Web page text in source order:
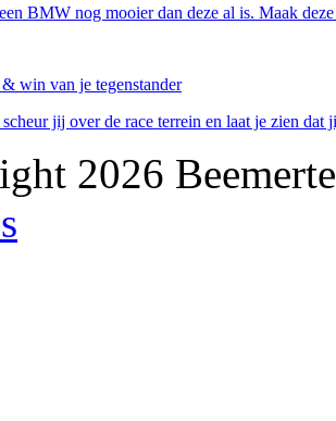
BMW nog mooier dan deze al is. Maak
win van je tegenstander
jij over de race terrein en laat je zien dat
2026